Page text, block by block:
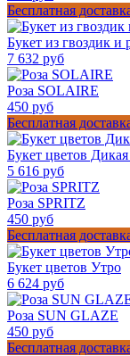
Бесплатная
Букет из гвоздик и
7 632 руб
Роза SOLAIRE
450 руб
Бесплатная
Букет цветов
5 616 руб
Роза SPRITZ
450 руб
Бесплатная
Букет цветов Утро
6 624 руб
Роза SUN GLAZE
450 руб
Бесплатная